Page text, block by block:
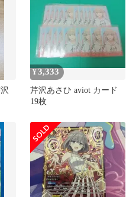
¥3,333
芹沢あさひ aviot カード
19枚